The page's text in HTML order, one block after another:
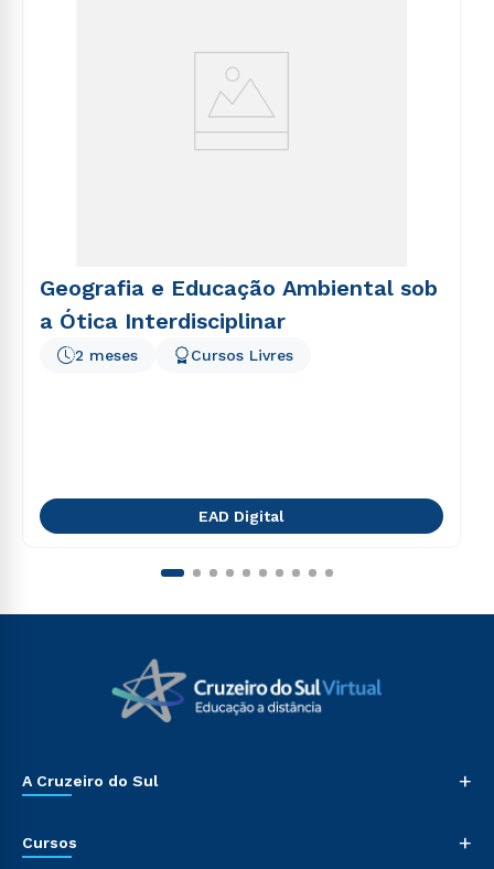
Geografia e Educação Ambiental sob
a Ótica Interdisciplinar
2 meses Cursos Livres
EAD Digital
A Cruzeiro do Sul +
Cursos +